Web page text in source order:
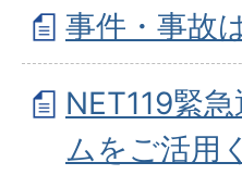
事件・事故
NET119緊
ムをご活用